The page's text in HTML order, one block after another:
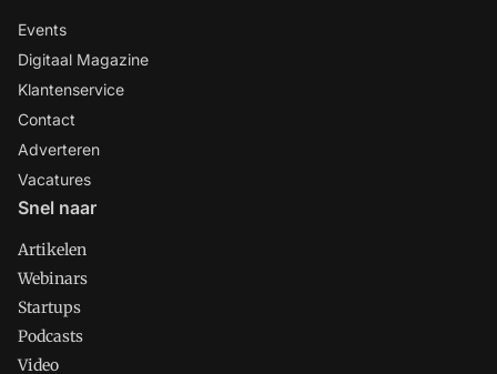
Events
Digitaal Magazine
Klantenservice
Contact
Adverteren
Vacatures
Snel naar
Artikelen
Webinars
Startups
Podcasts
Video